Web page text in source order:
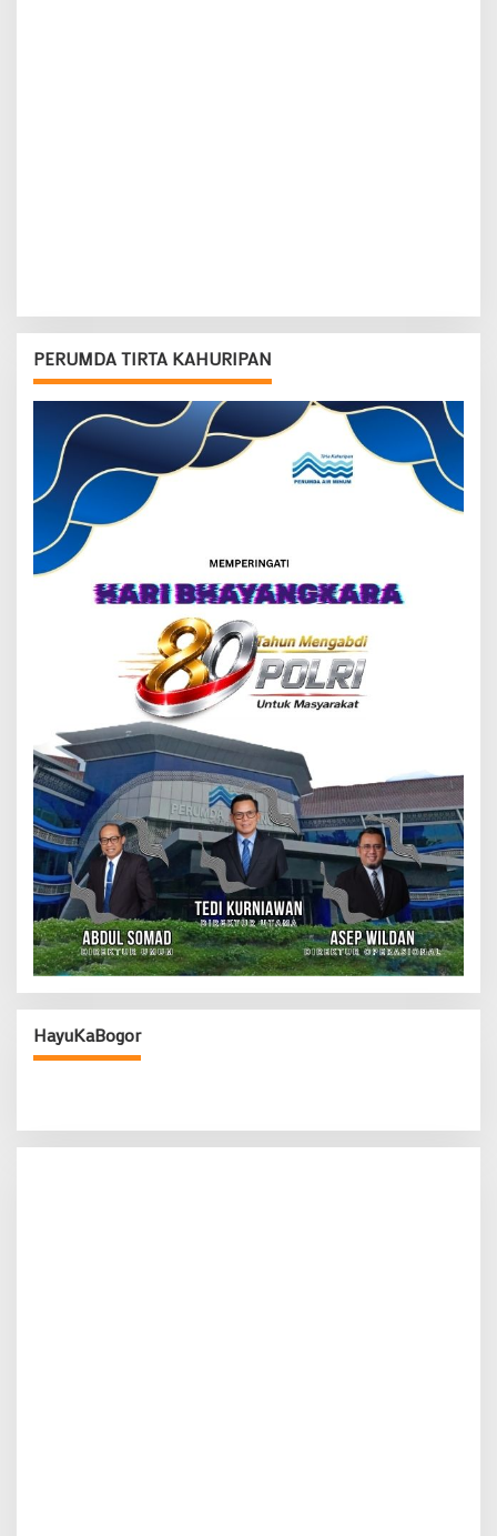
PERUMDA TIRTA KAHURIPAN
HayuKaBogor